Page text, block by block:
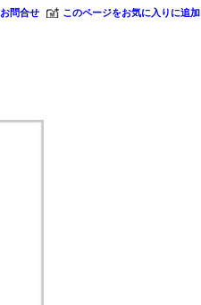
お問合せ このページをお気に入りに追加